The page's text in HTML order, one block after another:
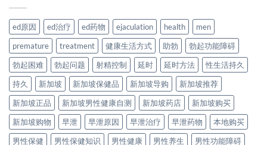
ed原因 ed治疗 ed药物 ejaculation health
men
premature
treatment 健康生活方式 助勃
勃起功能障碍
勃起困难
勃起问题 射精控制 延时 延时方法
性生活持久
持久
新加坡 新加坡保健品 新加坡导购
新加坡推荐
新加坡正品
新加坡男性健康自测 新加坡药店
新加坡购买
新加坡购物
早泄 早泄原因 早泄治疗 早泄药物
本地购买
男性保健
男性保健知识 男性健康 男性养生
男性功能障碍